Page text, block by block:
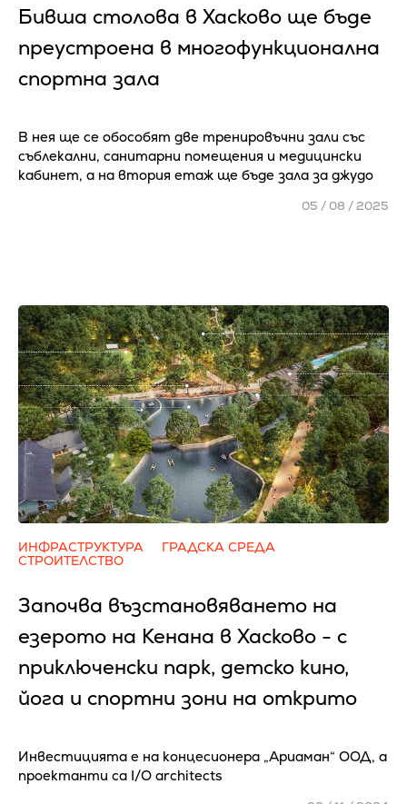
Бивша столова в Хасково ще бъде
преустроена в многофункционална
спортна зала
В нея ще се обособят две тренировъчни зали със
съблекални, санитарни помещения и медицински
кабинет, а на втория етаж ще бъде зала за джудо
05 / 08 / 2025
ИНФРАСТРУКТУРА
ГРАДСКА СРЕДА
СТРОИТЕЛСТВО
Започва възстановяването на
езерото на Кенана в Хасково - с
приключенски парк, детско кино,
йога и спортни зони на открито
Инвестицията е на концесионера „Ариаман“ ООД, а
проектанти са I/O architects